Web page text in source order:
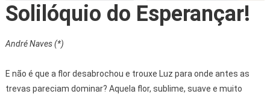
Solilóquio do Esperançar!
André Naves (*)
E não é que a flor desabrochou e trouxe Luz para onde antes as
trevas pareciam dominar? Aquela flor, sublime, suave e muito